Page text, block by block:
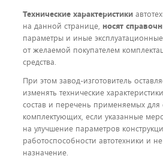
Технические характеристики
на данной странице, носят
параметры и иные эксплуатационные
от желаемой покупателем
средства.
При этом завод-изготовитель
изменять технические
состав и перечень применяемых для
комплектующих, если указанные
на улучшение параметров
работоспособности автотехники и
назначение.